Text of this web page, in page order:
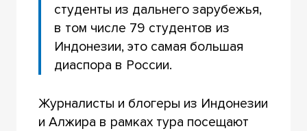
студенты из дальнего зарубежья,
в том числе 79 студентов из
Индонезии, это самая большая
диаспора в России.
Журналисты и блогеры из Индонезии
и Алжира в рамках тура посещают